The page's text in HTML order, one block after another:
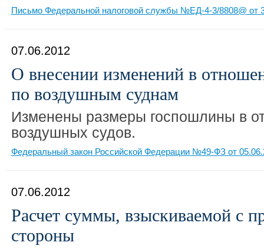
Письмо Федеральной налоговой службы №ЕД-4-3/8808@ от
07.06.2012
О внесении изменений в
по воздушным суднам
Изменены размеры госпошлины в
воздушных судов.
Федеральный закон Российской Федерации №49-ФЗ от
07.06.2012
Расчет суммы, взыскиваемой с
стороны